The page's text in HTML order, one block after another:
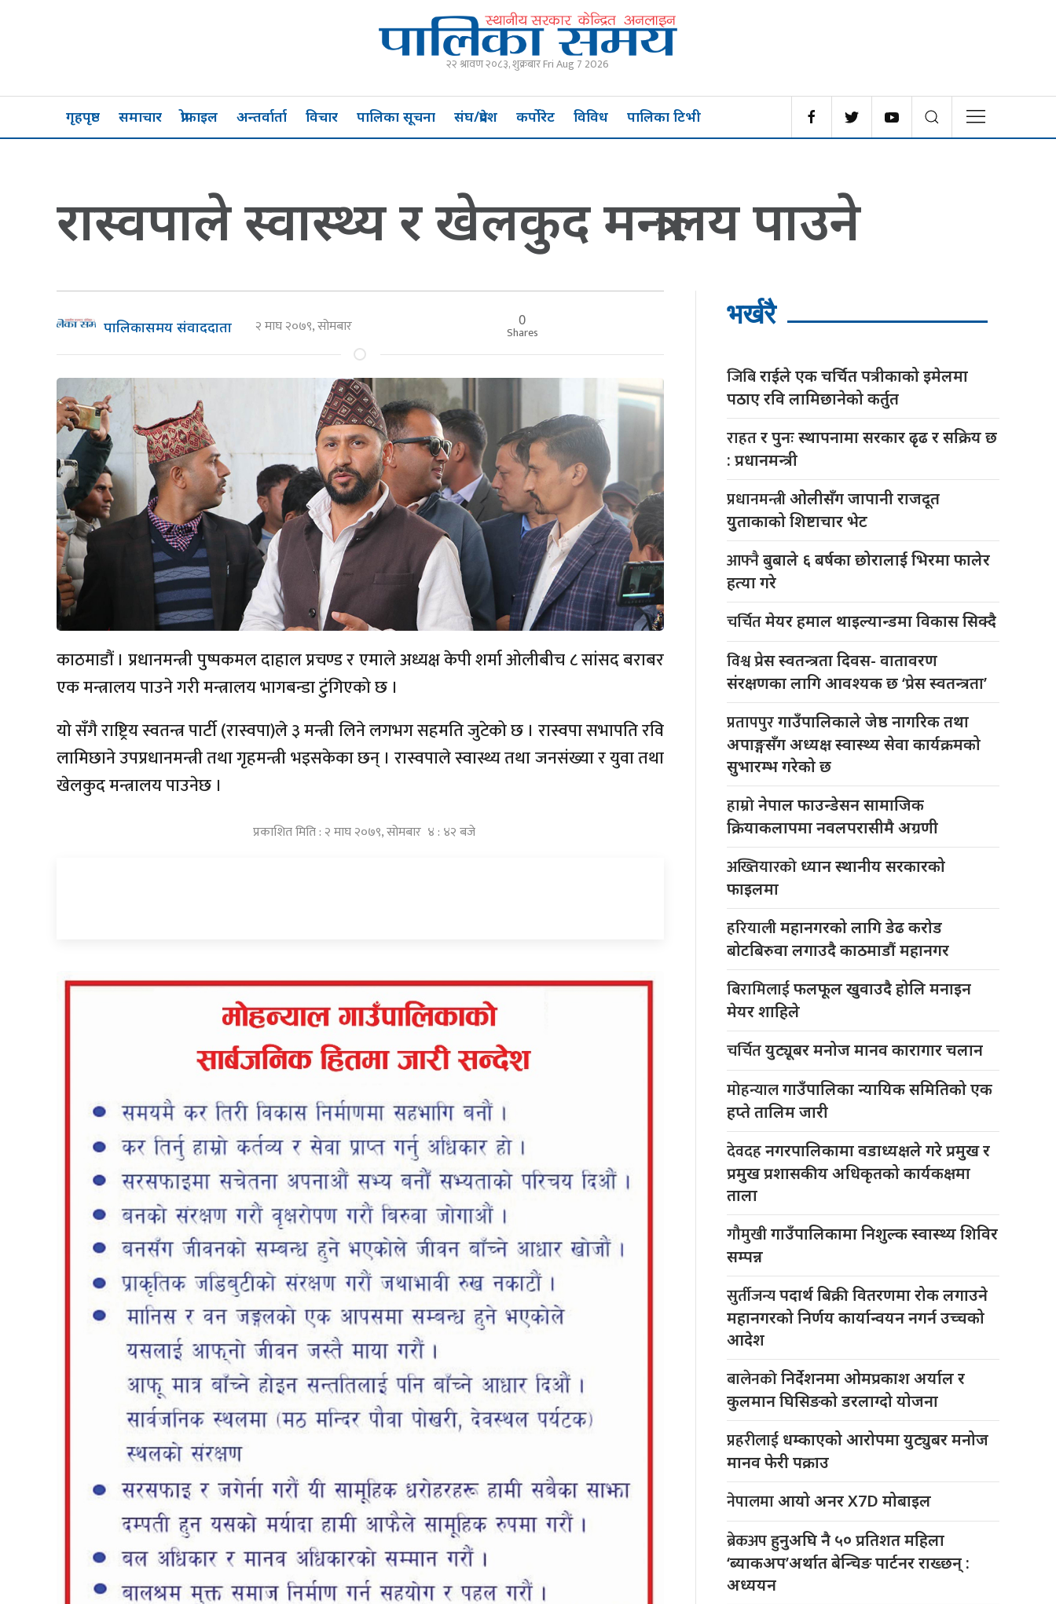
२२ श्रावण २०८३, शुक्रबार Fri Aug 7 2026
गृहपृष्ठ समाचार प्रोफाइल अन्तर्वार्ता विचार पालिका सूचना संघ/प्रदेश कर्पोरेट विविध पालिका टिभी
रास्वपाले स्वास्थ्य र खेलकुद मन्त्रालय पाउने
पालिकासमय संवाददाता २ माघ २०७९, सोमबार 0
Shares
काठमाडौं । प्रधानमन्त्री पुष्पकमल दाहाल प्रचण्ड र एमाले अध्यक्ष केपी शर्मा ओलीबीच ८ सांसद बराबर
एक मन्त्रालय पाउने गरी मन्त्रालय भागबन्डा टुंगिएको छ ।
यो सँगै राष्ट्रिय स्वतन्त्र पार्टी (रास्वपा)ले ३ मन्त्री लिने लगभग सहमति जुटेको छ । रास्वपा सभापति रवि
लामिछाने उपप्रधानमन्त्री तथा गृहमन्त्री भइसकेका छन् । रास्वपाले स्वास्थ्य तथा जनसंख्या र युवा तथा
खेलकुद मन्त्रालय पाउनेछ ।
प्रकाशित मिति : २ माघ २०७९, सोमबार ४ : ४२ बजे
भर्खरै
जिबिराईले एक चर्चित पत्रीकाको इमेलमा
पठाए रवि लामिछानेको कर्तुत
राहतर पुनः स्थापनामा सरकार ढृढ र सक्रिय छ
: प्रधानमन्त्री
प्रधानमन्त्रीओलीसँग जापानी राजदूत
युुताकाको शिष्टाचार भेट
आफ्नैबुबाले ६ बर्षका छोरालाई भिरमा फालेर
हत्या गरे
चर्चितमेयर हमाल थाइल्यान्डमा विकास सिक्दै
विश्वप्रेस स्वतन्त्रता दिवस- वातावरण
संरक्षणका लागि आवश्यक छ ‘प्रेस स्वतन्त्रता’
प्रतापपुरगाउँपालिकाले जेष्ठ नागरिक तथा
अपाङ्गसँग अध्यक्ष स्वास्थ्य सेवा कार्यक्रमको
सुभारम्भ गरेको छ
हाम्रोनेपाल फाउन्डेसन सामाजिक
क्रियाकलापमा नवलपरासीमै अग्रणी
अख्तियारको ध्यान स्थानीय सरकारको
फाइलमा
हरियालीमहानगरको लागि डेढ करोड
बोटबिरुवा लगाउदै काठमाडौं महानगर
बिरामिलाईफलफूल खुवाउदै होलि मनाइन
मेयर शाहिले
चर्चितयुट्यूबर मनोज मानव कारागार चलान
मोहन्यालगाउँपालिका न्यायिक समितिको एक
हप्ते तालिम जारी
देवदहनगरपालिकामा वडाध्यक्षले गरे प्रमुख र
प्रमुख प्रशासकीय अधिकृतको कार्यकक्षमा
ताला
गौमुखीगाउँपालिकामा निशुल्क स्वास्थ्य शिविर
सम्पन्न
सुर्तीजन्यपदार्थ बिक्री वितरणमा रोक लगाउने
महानगरको निर्णय कार्यान्वयन नगर्न उच्चको
आदेश
बालेनकोनिर्देशनमा ओमप्रकाश अर्याल र
कुलमान घिसिङको डरलाग्दो योजना
प्रहरीलाई धम्काएको आरोपमा युट्युबर मनोज
मानव फेरी पक्राउ
नेपालमाआयो अनर X7D मोबाइल
ब्रेकअपहुनुअघि नै ५० प्रतिशत महिला
‘ब्याकअप’अर्थात बेन्चिङ पार्टनर राख्छन् :
अध्ययन